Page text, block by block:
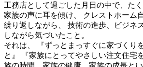
工務店として過ごした月日の中で、た
家族の声に耳を傾け、 クレストホーム
繰り返しながら、 技術の進歩、ビジネ
しながら気づいたこと。
それは、 『ずっとまっすぐに家づくり
と』 『家族にとってやさしい注文住宅
族の時間、家族の健康、家族の成長と